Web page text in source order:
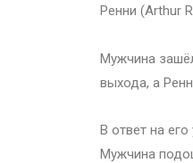
Ренни (Arthur
Мужчина
выхода, а
В ответ на
Мужчина